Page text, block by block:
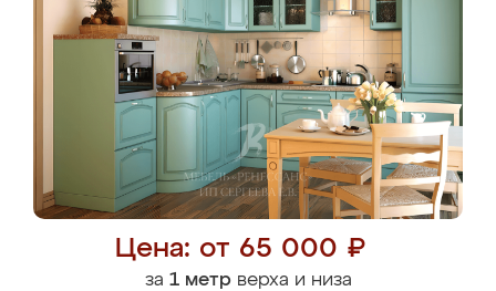
Цена: от 65 000 ₽
за 1 метрверха и низа